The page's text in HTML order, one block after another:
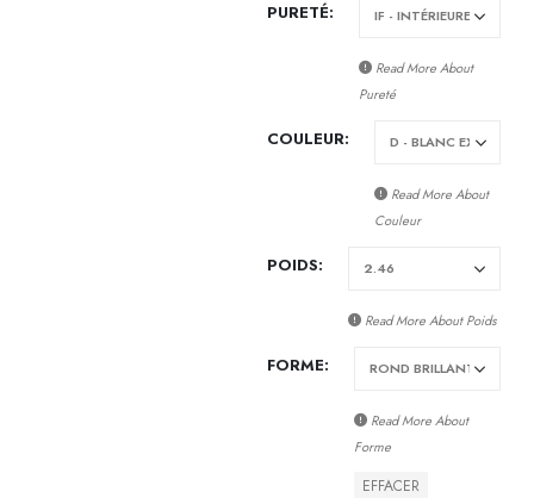
PURETÉ
Read More About
Pureté
COULEUR
Read More About
Couleur
POIDS
Read More AboutPoids
FORME
Read More About
Forme
EFFACER